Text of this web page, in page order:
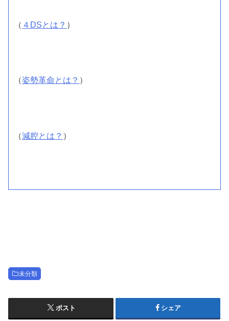
（ ４DSとは？ ）
（姿勢革命とは？ ）
（減腔とは？ ）
未分類
ポスト シェア